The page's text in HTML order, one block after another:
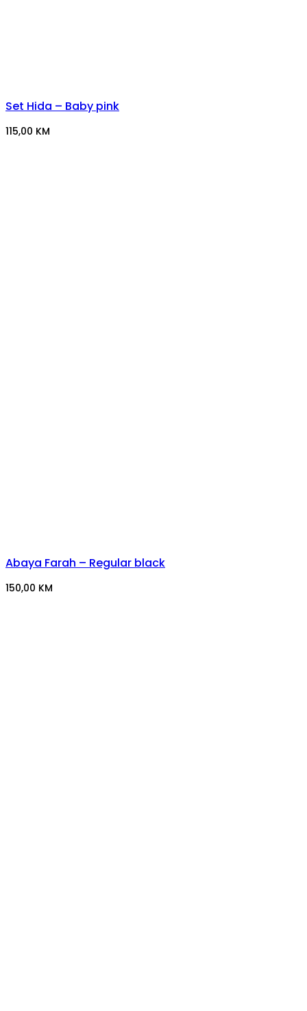
Set Hida – Baby pink
115,00 KM
Abaya Farah – Regular black
150,00 KM